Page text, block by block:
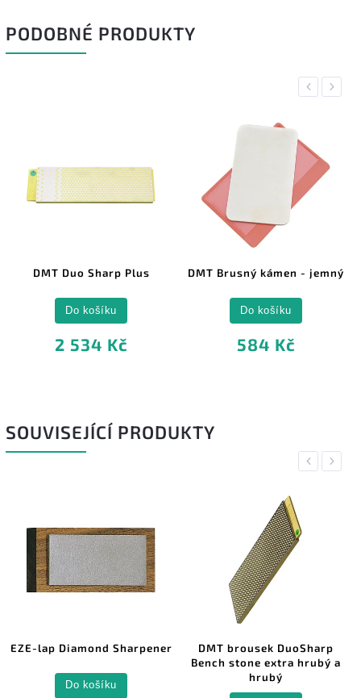
PODOBNÉ PRODUKTY
Previous
DMT Duo Sharp Plus
2 534 Kč
Do košíku
DMT Brusný kámen - jemný
584 Kč
Do košíku
Next
SOUVISEJÍCÍ PRODUKTY
Previous
EZE-lap Diamond Sharpener
Do košíku
DMT brousek DuoSharp
Bench stone extra hrubý a
hrubý
Next